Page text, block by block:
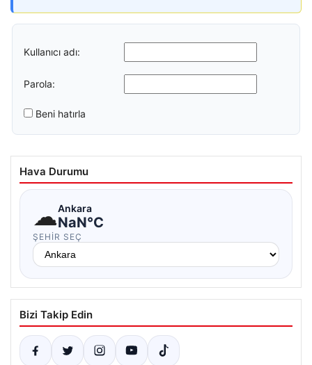
Kullanıcı adı:
Parola:
Beni hatırla
Hava Durumu
☁Ankara
NaN°C
ŞEHIR SEÇ
Bizi Takip Edin